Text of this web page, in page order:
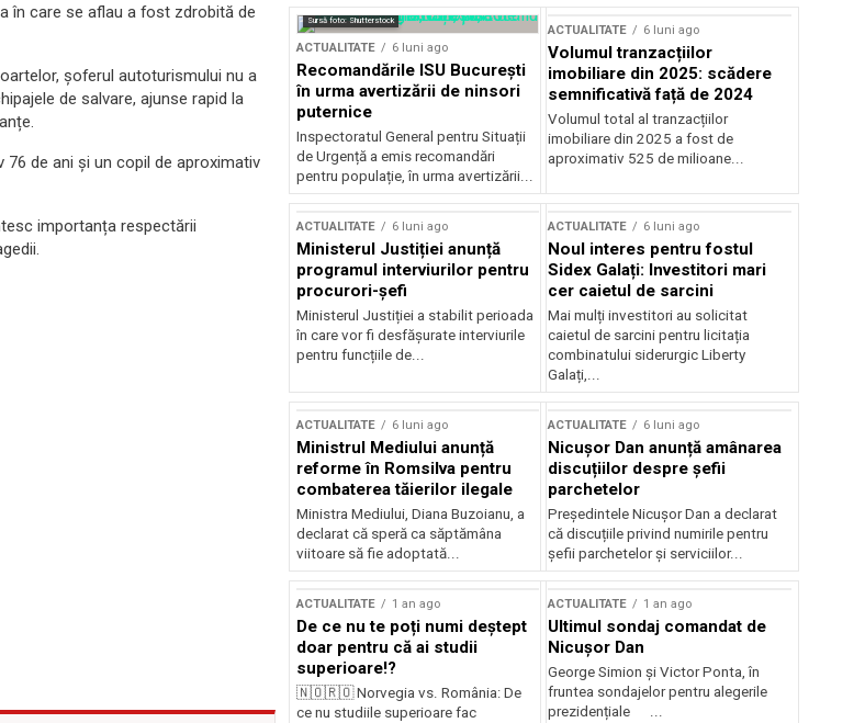
în care se aflau a fost zdrobită de
șoferul autoturismului nu a
de salvare, ajunse rapid la
de ani și un copil de aproximativ
importanța respectării
Sursă foto: Shutterstock
ACTUALITATE 6 luni ago
Recomandările ISU București
în urma avertizării de ninsori
puternice
Inspectoratul General pentru Situații
de Urgență a emis recomandări
pentru populație, în urma avertizării...
ACTUALITATE 6 luni ago
Volumul tranzacțiilor
imobiliare din 2025: scădere
semnificativă față de 2024
Volumul total al tranzacțiilor
imobiliare din 2025 a fost de
aproximativ 525 de milioane...
ACTUALITATE 6 luni ago
Ministerul Justiției anunță
programul interviurilor pentru
procurori-șefi
Ministerul Justiției a stabilit perioada
în care vor fi desfășurate interviurile
pentru funcțiile de...
ACTUALITATE 6 luni ago
Noul interes pentru fostul
Sidex Galați: Investitori mari
cer caietul de sarcini
Mai mulți investitori au solicitat
caietul de sarcini pentru licitația
combinatului siderurgic Liberty
Galați,...
ACTUALITATE 6 luni ago
Ministrul Mediului anunță
reforme în Romsilva pentru
combaterea tăierilor ilegale
Ministra Mediului, Diana Buzoianu, a
declarat că speră ca săptămâna
viitoare să fie adoptată...
ACTUALITATE 6 luni ago
Nicușor Dan anunță amânarea
discuțiilor despre șefii
parchetelor
Președintele Nicușor Dan a declarat
că discuțiile privind numirile pentru
șefii parchetelor și serviciilor...
ACTUALITATE 1 an ago
De ce nu te poți numi deștept
doar pentru că ai studii
superioare!?
🇳🇴🇷🇴 Norvegia vs. România: De
ce nu studiile superioare fac
ACTUALITATE 1 an ago
Ultimul sondaj comandat de
Nicușor Dan
George Simion și Victor Ponta, în
fruntea sondajelor pentru alegerile
prezidențiale ...